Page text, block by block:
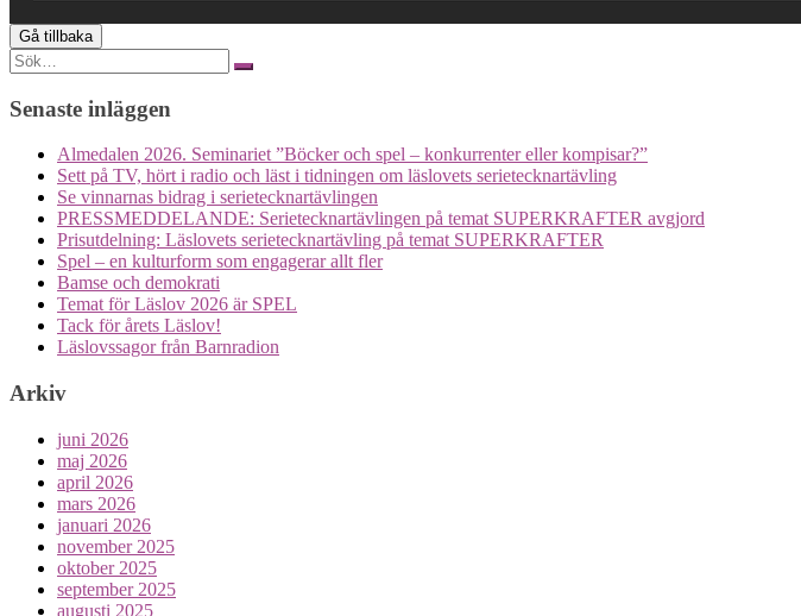
Search
for:
Senaste inläggen
Almedalen 2026. Seminariet ”Böcker och spel – konkurrenter eller kompisar?”
Sett på TV, hört i radio och läst i tidningen om läslovets serietecknartävling
Se vinnarnas bidrag i serietecknartävlingen
PRESSMEDDELANDE: Serietecknartävlingen på temat SUPERKRAFTER avgjord
Prisutdelning: Läslovets serietecknartävling på temat SUPERKRAFTER
Spel – en kulturform som engagerar allt fler
Bamse och demokrati
Temat för Läslov 2026 är SPEL
Tack för årets Läslov!
Läslovssagor från Barnradion
Arkiv
juni 2026
maj 2026
april 2026
mars 2026
januari 2026
november 2025
oktober 2025
september 2025
augusti 2025